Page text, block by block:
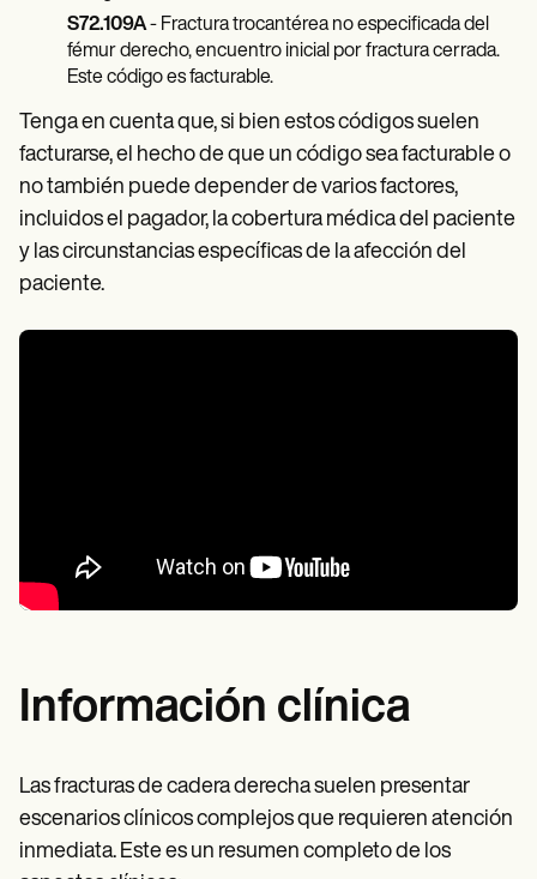
S72.109A- Fractura trocantérea no especificada del
fémur derecho, encuentro inicial por fractura cerrada.
Este código es facturable.
Tenga en cuenta que, si bien estos códigos suelen
facturarse, el hecho de que un código sea facturable o
no también puede depender de varios factores,
incluidos el pagador, la cobertura médica del paciente
y las circunstancias específicas de la afección del
paciente.
Información clínica
Las fracturas de cadera derecha suelen presentar
escenarios clínicos complejos que requieren atención
inmediata. Este es un resumen completo de los